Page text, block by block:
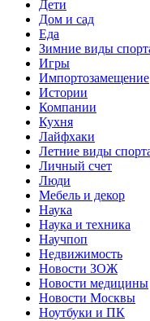
Дети
Дом и сад
Еда
Зимние виды
Игры
Импортозамещение
Истории
Компании
Кухня
Лайфхаки
Летние виды
Личный счет
Люди
Мебель и декор
Наука
Наука и техника
Научпоп
Недвижимость
Новости ЗОЖ
Новости медицины
Новости Москвы
Ноутбуки и ПК